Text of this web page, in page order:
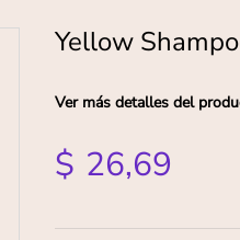
Yellow
Ver más detalles del
$ 26,69